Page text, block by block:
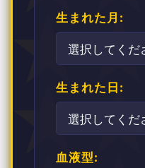
生まれた月:
生まれた日:
血液型: